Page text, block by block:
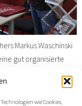
wie Cookies,
Markus Waschinski
gut organisierte
mit 22 Trägern der
Und Thomas